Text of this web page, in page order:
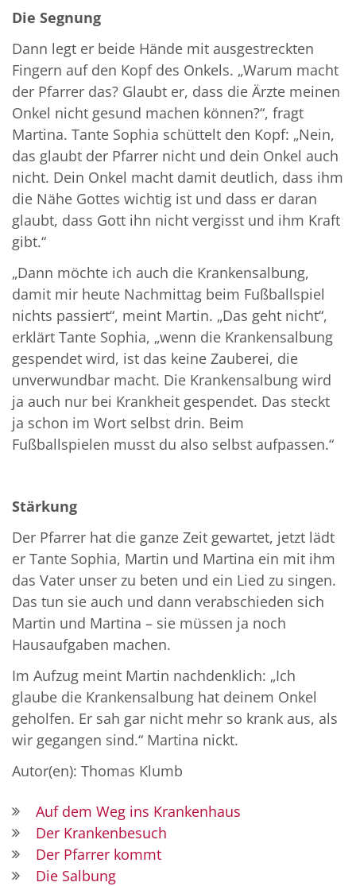
Die Segnung
Dann legt er beide Hände mit ausgestreckten
Fingern auf den Kopf des Onkels. „Warum macht
der Pfarrer das? Glaubt er, dass die Ärzte meinen
Onkel nicht gesund machen können?“, fragt
Martina. Tante Sophia schüttelt den Kopf: „Nein,
das glaubt der Pfarrer nicht und dein Onkel auch
nicht. Dein Onkel macht damit deutlich, dass ihm
die Nähe Gottes wichtig ist und dass er daran
glaubt, dass Gott ihn nicht vergisst und ihm Kraft
gibt.“
„Dann möchte ich auch die Krankensalbung,
damit mir heute Nachmittag beim Fußballspiel
nichts passiert“, meint Martin. „Das geht nicht“,
erklärt Tante Sophia, „wenn die Krankensalbung
gespendet wird, ist das keine Zauberei, die
unverwundbar macht. Die Krankensalbung wird
ja auch nur bei Krankheit gespendet. Das steckt
ja schon im Wort selbst drin. Beim
Fußballspielen musst du also selbst aufpassen.“
Stärkung
Der Pfarrer hat die ganze Zeit gewartet, jetzt lädt
er Tante Sophia, Martin und Martina ein mit ihm
das Vater unser zu beten und ein Lied zu singen.
Das tun sie auch und dann verabschieden sich
Martin und Martina – sie müssen ja noch
Hausaufgaben machen.
Im Aufzug meint Martin nachdenklich: „Ich
glaube die Krankensalbung hat deinem Onkel
geholfen. Er sah gar nicht mehr so krank aus, als
wir gegangen sind.“ Martina nickt.
Autor(en): Thomas Klumb
Auf dem Weg ins Krankenhaus
Der Krankenbesuch
Der Pfarrer kommt
Die Salbung